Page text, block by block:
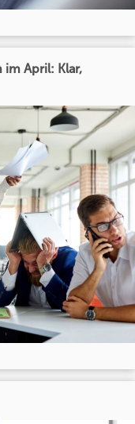
April: Klar,